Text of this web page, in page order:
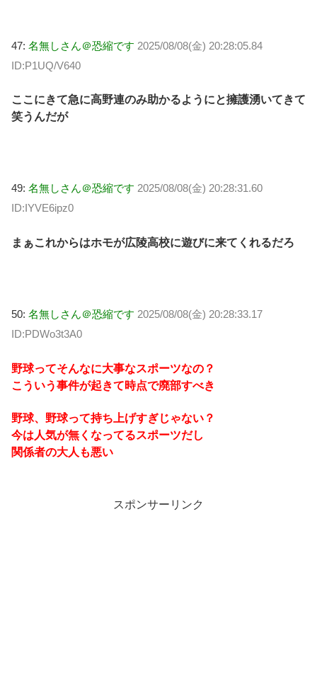
47: 名無しさん＠恐縮です 2025/08/08(金) 20:28:05.84
ID:P1UQ/V640
ここにきて急に高野連のみ助かるようにと擁護湧いてきて
笑うんだが
49: 名無しさん＠恐縮です 2025/08/08(金) 20:28:31.60
ID:IYVE6ipz0
まぁこれからはホモが広陵高校に遊びに来てくれるだろ
50: 名無しさん＠恐縮です 2025/08/08(金) 20:28:33.17
ID:PDWo3t3A0
野球ってそんなに大事なスポーツなの？
こういう事件が起きて時点で廃部すべき
野球、野球って持ち上げすぎじゃない？
今は人気が無くなってるスポーツだし
関係者の大人も悪い
スポンサーリンク